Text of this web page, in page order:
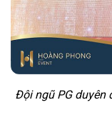
Đội ngũ PG duyên